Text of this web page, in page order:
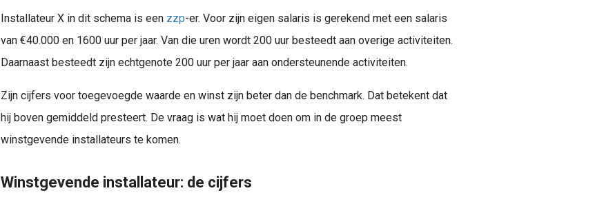
Installateur X in dit schema is een zzp-er. Voor zijn eigen salaris is gerekend met een salaris
van €40.000 en 1600 uur per jaar. Van die uren wordt 200 uur besteedt aan overige activiteiten.
Daarnaast besteedt zijn echtgenote 200 uur per jaar aan ondersteunende activiteiten.
Zijn cijfers voor toegevoegde waarde en winst zijn beter dan de benchmark. Dat betekent dat
hij boven gemiddeld presteert. De vraag is wat hij moet doen om in de groep meest
winstgevende installateurs te komen.
Winstgevende installateur: de cijfers